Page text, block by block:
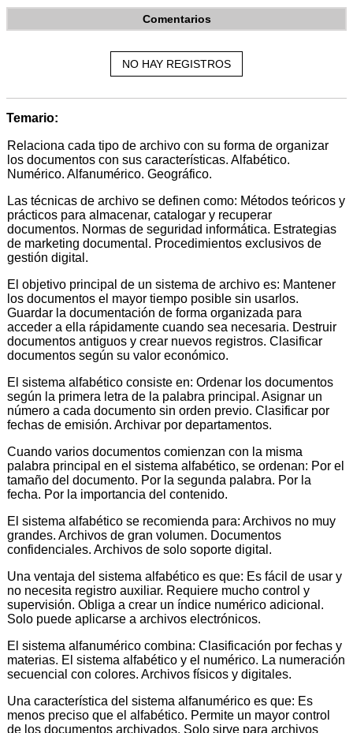
Comentarios
NO HAY REGISTROS
Temario:
Relaciona cada tipo de archivo con su forma de organizar
los documentos con sus características. Alfabético.
Numérico. Alfanumérico. Geográfico.
Las técnicas de archivo se definen como: Métodos teóricos y
prácticos para almacenar, catalogar y recuperar
documentos. Normas de seguridad informática. Estrategias
de marketing documental. Procedimientos exclusivos de
gestión digital.
El objetivo principal de un sistema de archivo es: Mantener
los documentos el mayor tiempo posible sin usarlos.
Guardar la documentación de forma organizada para
acceder a ella rápidamente cuando sea necesaria. Destruir
documentos antiguos y crear nuevos registros. Clasificar
documentos según su valor económico.
El sistema alfabético consiste en: Ordenar los documentos
según la primera letra de la palabra principal. Asignar un
número a cada documento sin orden previo. Clasificar por
fechas de emisión. Archivar por departamentos.
Cuando varios documentos comienzan con la misma
palabra principal en el sistema alfabético, se ordenan: Por el
tamaño del documento. Por la segunda palabra. Por la
fecha. Por la importancia del contenido.
El sistema alfabético se recomienda para: Archivos no muy
grandes. Archivos de gran volumen. Documentos
confidenciales. Archivos de solo soporte digital.
Una ventaja del sistema alfabético es que: Es fácil de usar y
no necesita registro auxiliar. Requiere mucho control y
supervisión. Obliga a crear un índice numérico adicional.
Solo puede aplicarse a archivos electrónicos.
El sistema alfanumérico combina: Clasificación por fechas y
materias. El sistema alfabético y el numérico. La numeración
secuencial con colores. Archivos físicos y digitales.
Una característica del sistema alfanumérico es que: Es
menos preciso que el alfabético. Permite un mayor control
de los documentos archivados. Solo sirve para archivos